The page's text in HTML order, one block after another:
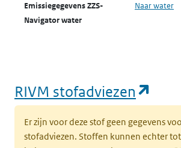
Emissiegegevens ZZS-
Navigator water
Naar water
RIVM stofadviezen
Er zijn voor deze stof geen gegevens
stofadviezen. Stoffen kunnen echter